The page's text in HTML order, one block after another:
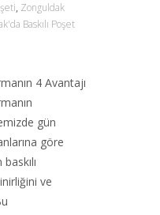
, Zonguldak
Baskılı Poşet
4 Avantajı
gün
göre
ve